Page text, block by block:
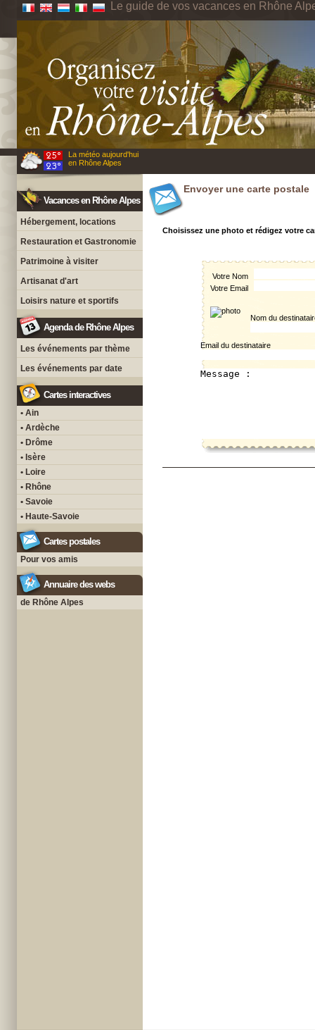
Le guide de vos vacances en Rhône
La météo aujourd'hui
en Rhône Alpes
Vacances en Rhône Alpes
Hébergement, locations
Restauration et Gastronomie
Patrimoine à visiter
Artisanat d'art
Loisirs nature et sportifs
Agenda de Rhône Alpes
Les événements par thème
Les événements par date
Cartes interactives
• Ain
• Ardèche
• Drôme
• Isère
• Loire
• Rhône
• Savoie
• Haute-Savoie
Cartes postales
Pour vos amis
Annuaire des webs
de Rhône Alpes
Envoyer une carte postale
Choisissez une photo et rédigez votre
Votre Nom
Votre Email
Nom du
Email du destinataire